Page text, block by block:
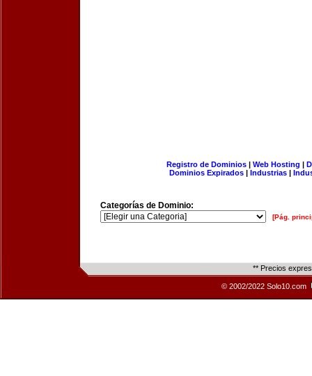
Registro de Dominios| Web Hosting |
Dominios Expirados | Industrias |
Categorías de Dominio:
[Pág.
** Precios
© 2002/2022 Solo10.com